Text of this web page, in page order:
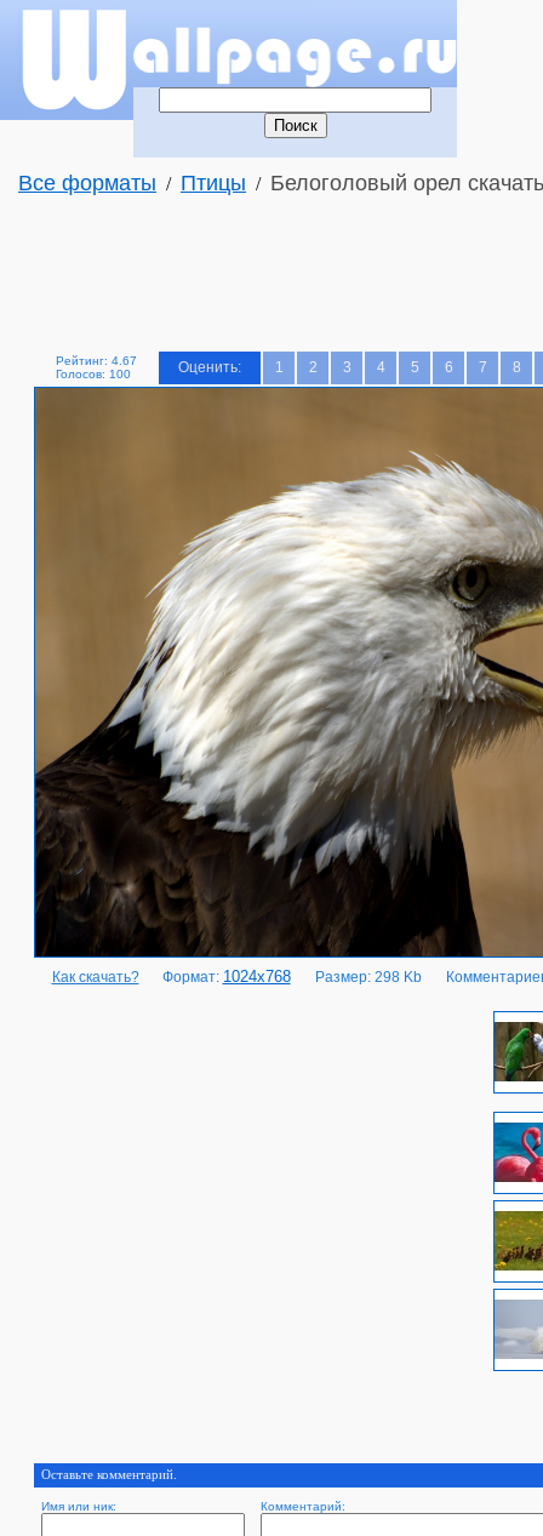
Все форматы / Птицы / Белоголовый орел
Рейтинг: 4.67
Голосов: 100
Оценить: 1 2 3 4 5 6 7 8
Как скачать? Формат: 1024x768 Размер: 298 Kb
Оставьте комментарий.
Имя или ник: Комментарий: